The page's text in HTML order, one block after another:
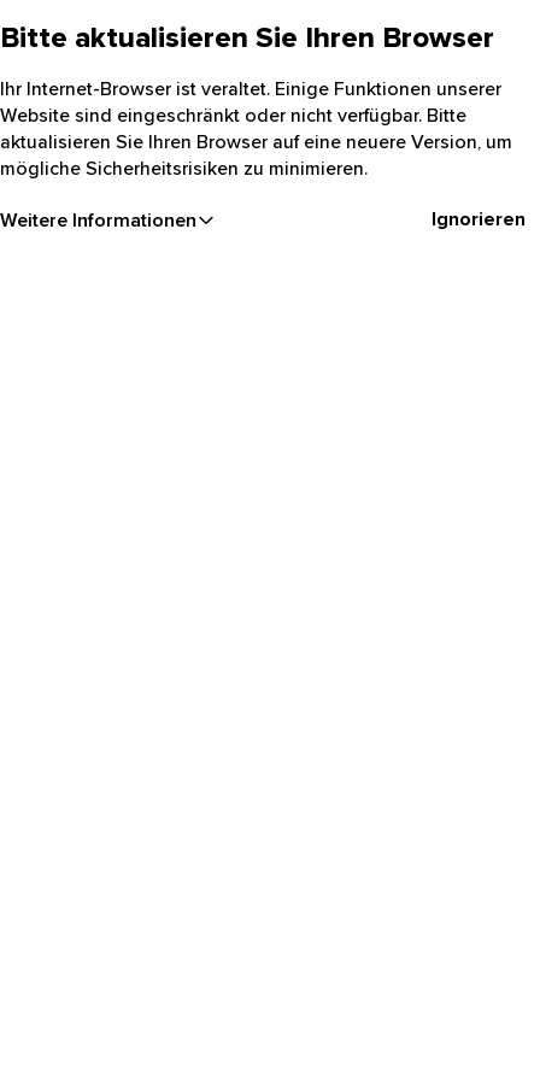
Bitte aktualisieren Sie Ihren Browser
Ihr Internet-Browser ist veraltet. Einige Funktionen unserer
Website sind eingeschränkt oder nicht verfügbar. Bitte
aktualisieren Sie Ihren Browser auf eine neuere Version, um
mögliche Sicherheitsrisiken zu minimieren.
Weitere Informationen Ignorieren